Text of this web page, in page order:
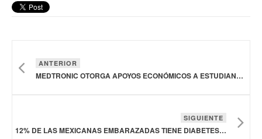
ANTERIOR
MEDTRONIC OTORGA APOYOS ECONÓMICOS A ESTUDIANTES DE CARRERAS DE TECNOLOGÍA PARA LA SALUD EN TODO EL MUNDO
SIGUIENTE
12% DE LAS MEXICANAS EMBARAZADAS TIENE DIABETES GESTACIONAL Y NUEVE DE CADA 10 NO LO SABE